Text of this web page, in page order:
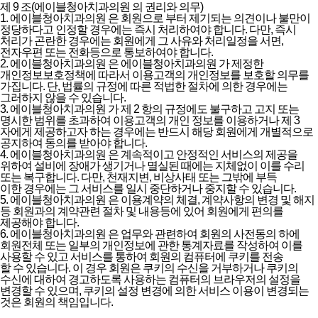
제 9 조(에이블청아치과의원 의 권리와 의무)
1. 에이블청아치과의원 은 회원으로 부터 제기되는 의견이나 불만이
정당하다고 인정할 경우에는 즉시 처리하여야 합니다. 다만, 즉시
처리가 곤란한 경우에는 회원에게 그 사유와 처리일정을 서면,
전자우편 또는 전화등으로 통보하여야 합니다.
2. 에이블청아치과의원 은 에이블청아치과의원 가 제정한
개인정보보호정책에 따라서 이용고객의 개인정보를 보호할 의무를
가집니다. 단, 법률의 규정에 따른 적법한 절차에 의한 경우에는
그러하지 않을 수 있습니다.
3. 에이블청아치과의원 가 제 2 항의 규정에도 불구하고 고지 또는
명시한 범위를 초과하여 이용고객의 개인 정보를 이용하거나 제 3
자에게 제공하고자 하는 경우에는 반드시 해당 회원에게 개별적으로
공지하여 동의를 받아야 합니다.
4. 에이블청아치과의원 은 계속적이고 안정적인 서비스의 제공을
위하여 설비에 장애가 생기거나 멸실된 때에는 지체없이 이를 수리
또는 복구합니다. 다만, 천재지변, 비상사태 또는 그밖에 부득
이한 경우에는 그 서비스를 일시 중단하거나 중지할 수 있습니다.
5. 에이블청아치과의원 은 이용계약의 체결, 계약사항의 변경 및 해지
등 회원과의 계약관련 절차 및 내용등에 있어 회원에게 편의를
제공해야 합니다.
6. 에이블청아치과의원 은 업무와 관련하여 회원의 사전동의 하에
회원전체 또는 일부의 개인정보에 관한 통계자료를 작성하여 이를
사용할 수 있고 서비스를 통하여 회원의 컴퓨터에 쿠키를 전송
할 수 있습니다. 이 경우 회원은 쿠키의 수신을 거부하거나 쿠키의
수신에 대하여 경고하도록 사용하는 컴퓨터의 브라우저의 설정을
변경할 수 있으며, 쿠키의 설정 변경에 의한 서비스 이용이 변경되는
것은 회원의 책임입니다.